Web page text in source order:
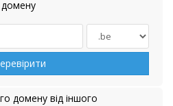
домену
домену від іншого